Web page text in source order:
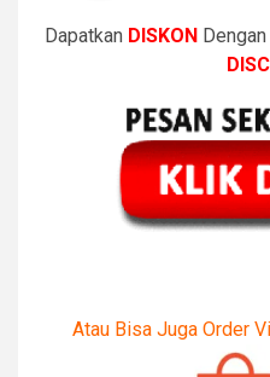
Dapatkan DISKON
Atau Bisa Juga Order